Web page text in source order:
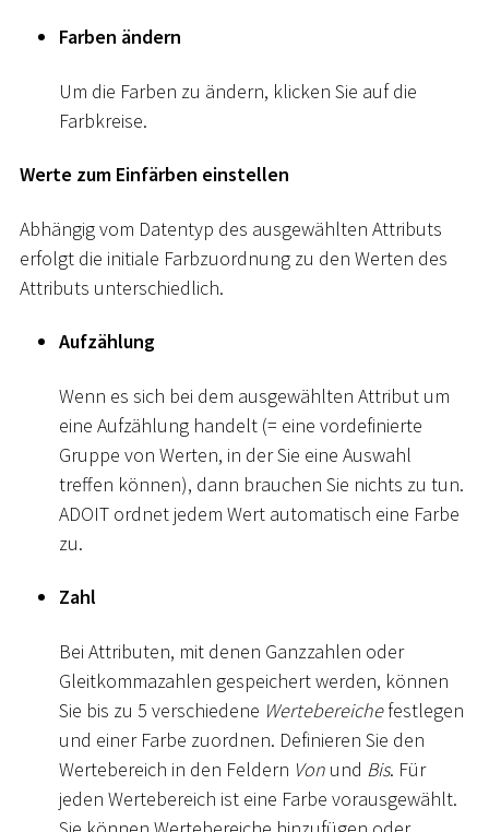
Farben ändern
Um die Farben zu ändern, klicken Sie auf die
Farbkreise.
Werte zum Einfärben einstellen
Abhängig vom Datentyp des ausgewählten Attributs
erfolgt die initiale Farbzuordnung zu den Werten des
Attributs unterschiedlich.
Aufzählung
Wenn es sich bei dem ausgewählten Attribut um
eine Aufzählung handelt (= eine vordefinierte
Gruppe von Werten, in der Sie eine Auswahl
treffen können), dann brauchen Sie nichts zu tun.
ADOIT ordnet jedem Wert automatisch eine Farbe
zu.
Zahl
Bei Attributen, mit denen Ganzzahlen oder
Gleitkommazahlen gespeichert werden, können
Sie bis zu 5 verschiedene Wertebereichefestlegen
und einer Farbe zuordnen. Definieren Sie den
Wertebereich in den Feldern Von und Bis. Für
jeden Wertebereich ist eine Farbe vorausgewählt.